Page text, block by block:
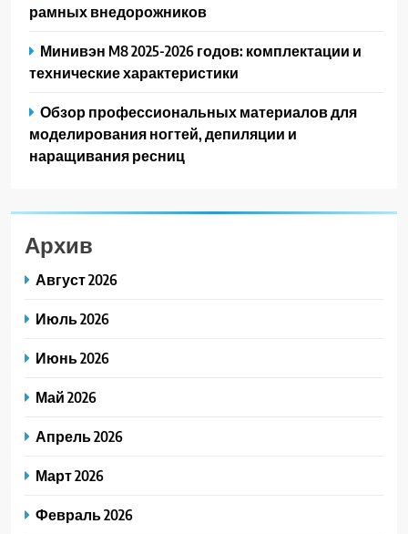
рамных внедорожников
Минивэн M8 2025-2026 годов: комплектации и
технические характеристики
Обзор профессиональных материалов для
моделирования ногтей, депиляции и
наращивания ресниц
Архив
Август 2026
Июль 2026
Июнь 2026
Май 2026
Апрель 2026
Март 2026
Февраль 2026